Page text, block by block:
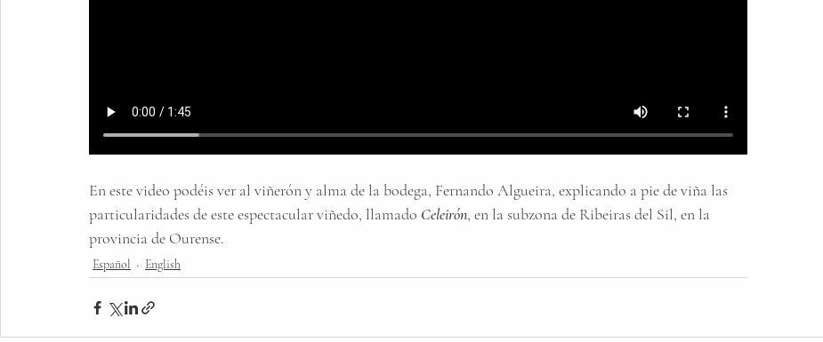
En este video podéis ver al viñerón y alma de la bodega, Fernando Algueira, explicando a pie de viña las
particularidades de este espectacular viñedo, llamado Celeirón, en la subzona de Ribeiras del Sil, en la
provincia de Ourense.
Español English